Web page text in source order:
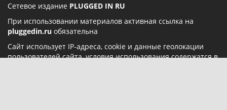
Сетевое издание PLUGGED IN RU
При использовании материалов активная ссылка на
pluggedin.ru обязательна
Сайт использует IP-адреса, cookie и данные геолокации
пользователей сайта, условия использования содержатся в